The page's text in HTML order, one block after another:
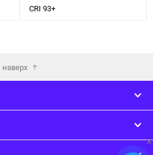
CRI 93+
наверх
×